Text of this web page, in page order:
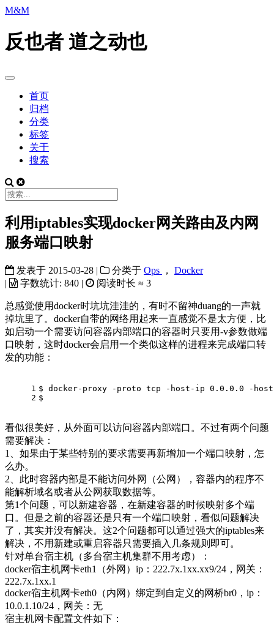
M&M
反也者 道之动也
首页
归档
分类
标签
关于
搜索
利用iptables实现docker网关路由及内网
服务端口映射
发表于 2015-03-28 | 分类于 Ops ， Docker
|
字数统计: 840 | 阅读时长 ≈ 3
总感觉使用docker时坑坑洼洼的，有时不留神duang的一声就
掉坑里了。docker自带的网络用起来一直感觉不是太方便，比
如启动一个需要访问容器内部端口的容器时只要用-v参数做端
口映射，这时docker会启用一个类似这样的进程来完成端口转
发的功能：
1
2
$ docker-proxy -proto tcp -host-ip 0.0.0.0 -
$
看似很美好，从外面可以访问容器内部端口。不过有两个问题
需要解决：
1、如果由于某些特别的要求需要再新增加一个端口映射，怎
么办。
2、此时容器内部是不能访问外网（公网），容器内的程序不
能解析域名或者从公网获取数据等。
第1个问题，可以新建容器，在新建容器的时候映射多个端
口。但是之前的容器还是只有一个端口映射，看似问题解决
了，其实并没有解决。这2个问题都可以通过强大的iptables来
解决，不用新建或重启容器只需要插入几条规则即可。
针对单台宿主机（多台宿主机集群不用考虑）：
docker宿主机网卡eth1（外网）ip：222.7x.1xx.xx9/24，网关：
222.7x.1xx.1
docker宿主机网卡eth0（内网）绑定到自定义的网桥br0，ip：
10.0.1.10/24，网关：无
宿主机网卡配置文件如下：